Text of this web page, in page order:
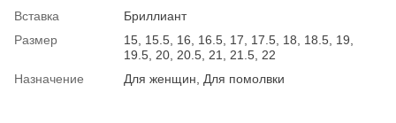
Вставка
Бриллиант
Размер
15, 15.5, 16, 16.5, 17, 17.5, 18, 18.5, 19,
19.5, 20, 20.5, 21, 21.5, 22
Назначение
Для женщин, Для помолвки